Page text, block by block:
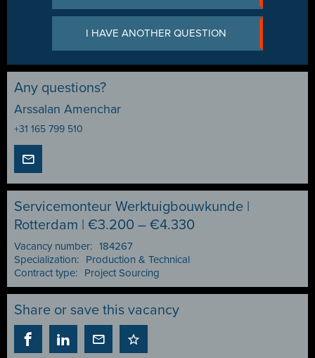
I HAVE ANOTHER QUESTION
Any questions?
Arssalan Amenchar
+31 165 799 510
Servicemonteur Werktuigbouwkunde |
Rotterdam | €3.200 – €4.330
Vacancy number: 184267
Specialization:
Production & Technical
Contract type:
Project Sourcing
Share or save this vacancy